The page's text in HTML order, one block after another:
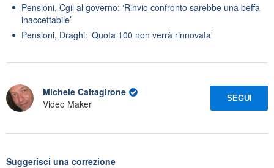
Pensioni, Cgil al governo: ‘Rinvio confronto sarebbe una beffa
inaccettabile’
Pensioni, Draghi: ‘Quota 100 non verrà rinnovata’
Michele Caltagirone
Video Maker
SEGUI
Suggerisci una correzione